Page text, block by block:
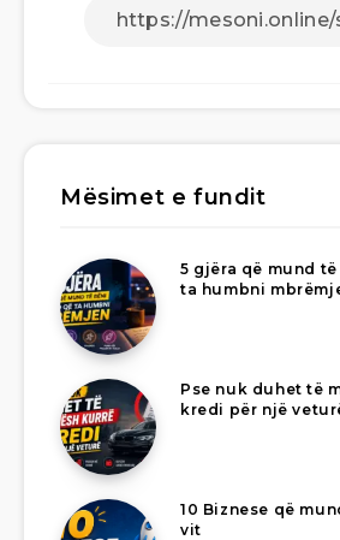
Mësimet e fundit
5 gjëra që mund
ta humbni
Pse nuk duhet të
kredi për një
10 Biznese që
vit